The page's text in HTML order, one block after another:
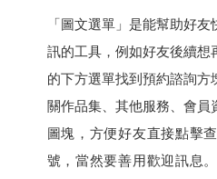
「圖文選單」是能幫助好
訊的工具，例如好友後續想
的下方選單找到預約諮詢方
關作品集、其他服務、會員
圖塊，方便好友直接點擊
號，當然要善用歡迎訊息